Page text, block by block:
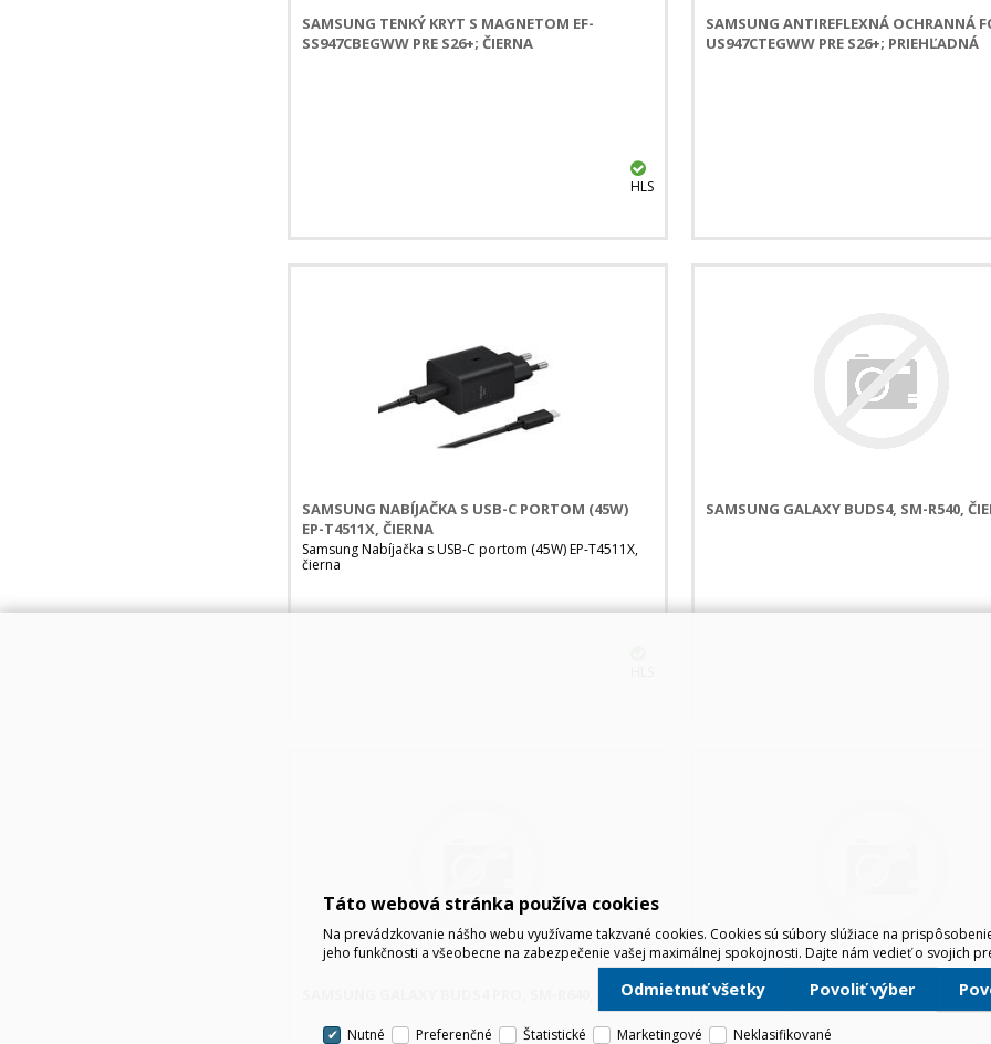
SAMSUNG TENKÝ KRYT S MAGNETOM EF-
SS947CBEGWW PRE S26+; ČIERNA
HLS
SAMSUNG ANTIREFLEXNÁ OCHRANNÁ
US947CTEGWW PRE S26+; PRIEHĽADNÁ
SAMSUNG NABÍJAČKA S USB-C PORTOM (45W)
EP-T4511X, ČIERNA
Samsung Nabíjačka s USB-C portom (45W) EP-T4511X,
čierna
SAMSUNG GALAXY BUDS4, SM-R540,
SAMSUNG GALAXY BUDS4 PRO, SM-R640, ČIERNA SAMSUNG GALAXY BUDS4 PRO, SM-
Táto webová stránka používa cookies
Na prevádzkovanie nášho webu využívame takzvané cookies. Cookies sú súbory slúžiace na
jeho funkčnosti a všeobecne na zabezpečenie vašej maximálnej spokojnosti. Dajte nám vedieť o svojich
Odmietnuť všetky Povoliť výber
Nutné Preferenčné Štatistické Marketingové Neklasifikované